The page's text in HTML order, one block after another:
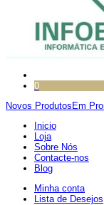
0
Novos Produtos Em
Inicio
Loja
Sobre Nós
Contacte-nos
Blog
Minha conta
Lista de Desejos